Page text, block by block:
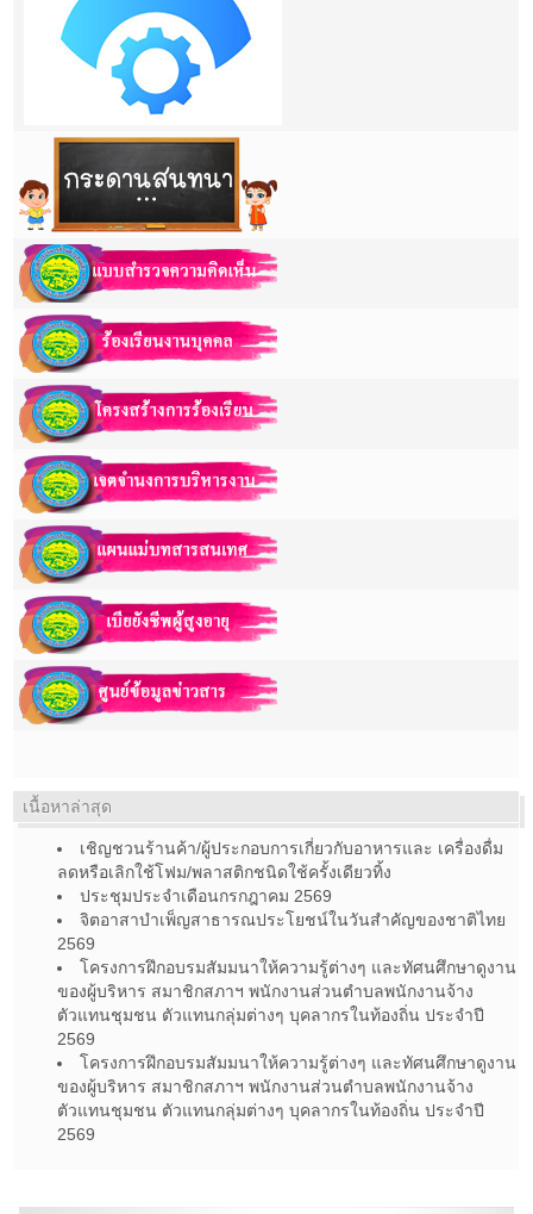
เนื้อหาล่าสุด
เชิญชวนร้านค้า/ผู้ประกอบการเกี่ยวกับอาหารและ เครื่องดื่ม
ลดหรือเลิกใช้โฟม/พลาสติกชนิดใช้ครั้งเดียวทิ้ง
ประชุมประจำเดือนกรกฎาคม 2569
จิตอาสาบำเพ็ญสาธารณประโยชน์ในวันสำคัญของชาติไทย
2569
โครงการฝึกอบรมสัมมนาให้ความรู้ต่างๆ และทัศนศึกษาดูงาน
ของผู้บริหาร สมาชิกสภาฯ พนักงานส่วนตำบลพนักงานจ้าง
ตัวแทนชุมชน ตัวแทนกลุ่มต่างๆ บุคลากรในท้องถิ่น ประจำปี
2569
โครงการฝึกอบรมสัมมนาให้ความรู้ต่างๆ และทัศนศึกษาดูงาน
ของผู้บริหาร สมาชิกสภาฯ พนักงานส่วนตำบลพนักงานจ้าง
ตัวแทนชุมชน ตัวแทนกลุ่มต่างๆ บุคลากรในท้องถิ่น ประจำปี
2569